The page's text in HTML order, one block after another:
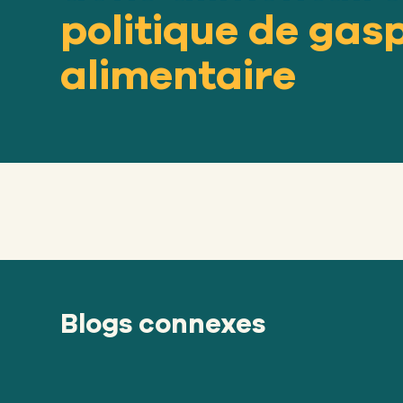
politique de
alimentaire
Blogs connexes